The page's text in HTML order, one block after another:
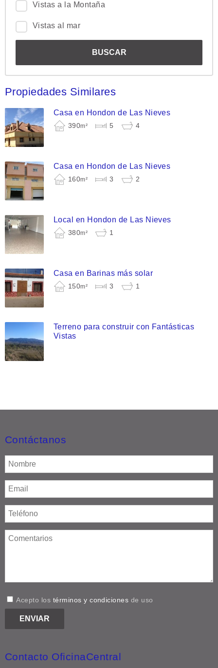
Vistas a la Montaña
Vistas al mar
Propiedades Similares
Casa en Hondon de Las Nieves
390m² 5 4
Casa en Hondon de Las Nieves
160m² 3 2
Local en Hondon de Las Nieves
380m² 1
Casa en Barinas más solar
150m² 3 1
Terreno para construir con Fantásticas
Vistas
Contáctanos
Acepto los términos y condiciones de uso
Contacto OficinaCentral